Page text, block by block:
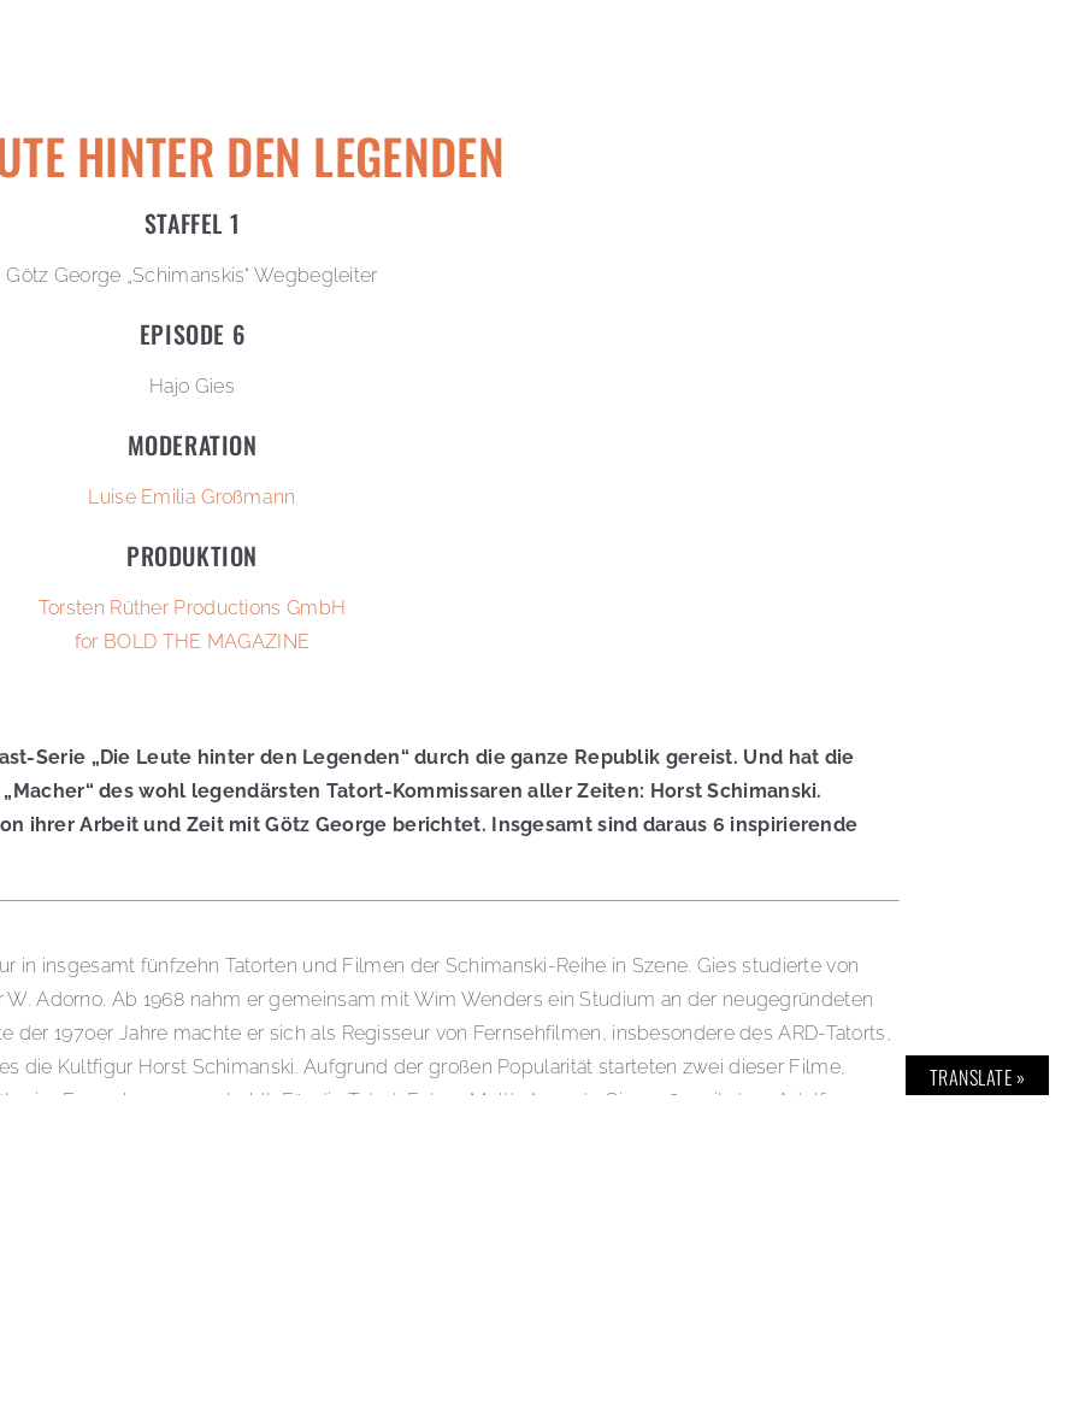
HINTER DEN LEGENDEN
STAFFEL 1
Götz George „Schimanskis“ Wegbegleiter
EPISODE 6
Hajo Gies
MODERATION
Luise Emilia Großmann
PRODUKTION
Torsten Rüther Productions GmbH
for BOLD THE MAGAZINE
Serie „Die Leute hinter den Legenden“ durch die ganze Republik gereist. Und hat die
des wohl legendärsten Tatort-Kommissaren aller Zeiten: Horst Schimanski.
ihrer Arbeit und Zeit mit Götz George berichtet. Insgesamt sind daraus 6 inspirierende
in insgesamt fünfzehn Tatorten und Filmen der Schimanski-Reihe in Szene. Gies studierte von
Adorno. Ab 1968 nahm er gemeinsam mit Wim Wenders ein Studium an der neugegründeten
1970er Jahre machte er sich als Regisseur von Fernsehfilmen, insbesondere des ARD-Tatorts,
die Kultfigur Horst Schimanski. Aufgrund der großen Popularität starteten zwei dieser Filme,
im Fernsehen ausgestrahlt. Für die Tatort-Folge „Moltke“ wurde Gies 1989 mit dem Adolf-
TRANSLATE »